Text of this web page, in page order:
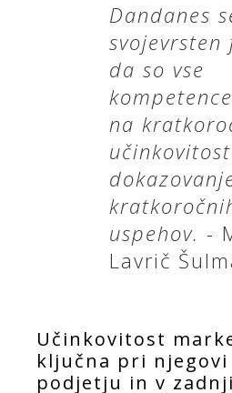
Dandanes
svojevrsten
da so vse
na
uspehov. -
Lavrič
Učinkovitost
ključna pri
podjetju in v